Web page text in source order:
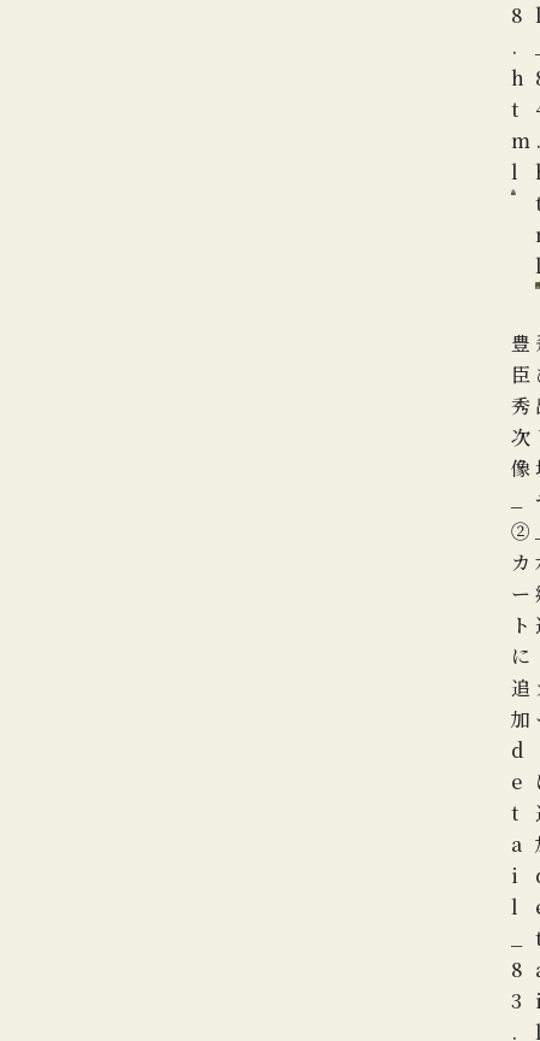
8
.
h
t
m
l
.
豊
臣
秀
次
像
②
カ
ー
ト
に
追
加
d
e
t
a
i
l
8
3
.